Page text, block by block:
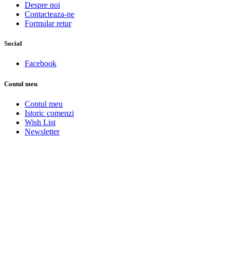
Despre noi
Contacteaza-ne
Formular retur
Social
Facebook
Contul meu
Contul meu
Istoric comenzi
Wish List
Newsletter